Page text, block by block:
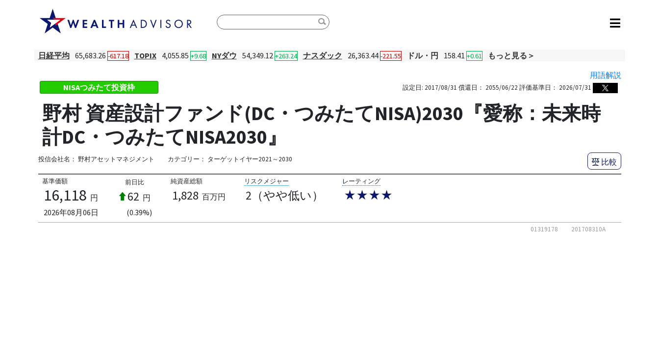
日経平均 65,683.26 -617.18 TOPIX 4,055.85 +9.68 NYダウ 54,349.12 +263.24 ナスダック 26,363.44 -221.55 ドル・円 158.41 +0.61
もっと見る＞
用語解説
NISAつみたて投資枠
設定日: 2017/08/31 償還日： 2055/06/22 評価基準日： 2026/07/31
野村 資産設計ファンド(DC・つみたてNISA)2030『愛称：未来時
計DC・つみたてNISA2030』
投信会社名： 野村アセットマネジメント カテゴリー： ターゲットイヤー2021～2030 比較
基準価額
16,118 円
2026年08月06日
前日比
62 円
(0.39%)
純資産総額
1,828 百万円
リスクメジャー
2（やや低い）
レーティング
★★★★
01319178 201708310A